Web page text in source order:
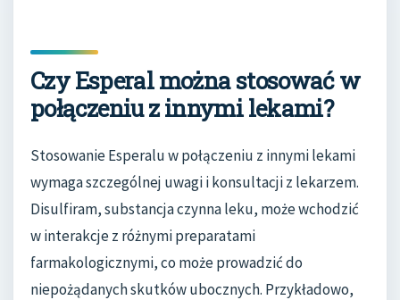
Czy Esperal można stosować w
połączeniu z innymi lekami?
Stosowanie Esperalu w połączeniu z innymi lekami
wymaga szczególnej uwagi i konsultacji z lekarzem.
Disulfiram, substancja czynna leku, może wchodzić
w interakcje z różnymi preparatami
farmakologicznymi, co może prowadzić do
niepożądanych skutków ubocznych. Przykładowo,